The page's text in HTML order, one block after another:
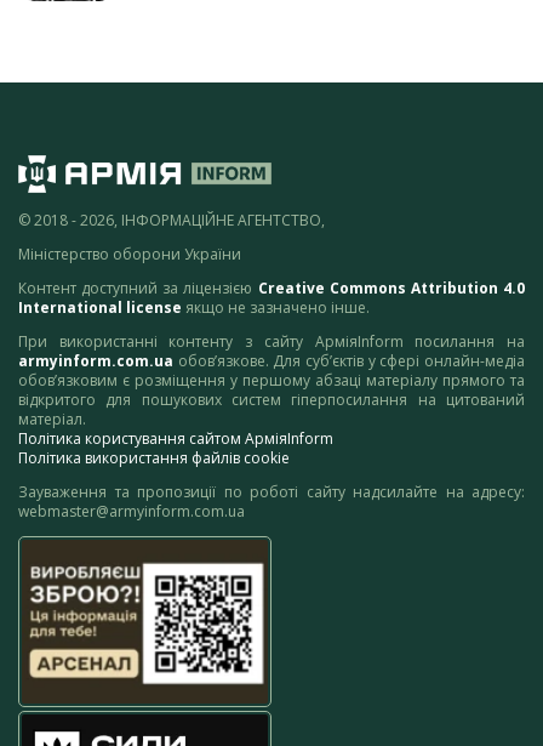
© 2018 - 2026, ІНФОРМАЦІЙНЕ АГЕНТСТВО,
Міністерство оборони України
Контент доступний за ліцензією Creative Commons Attribution 4.0
International license якщо не зазначено інше.
При використанні контенту з сайту АрміяInform посилання на
armyinform.com.ua обов’язкове. Для суб’єктів у сфері онлайн-медіа
обов’язковим є розміщення у першому абзаці матеріалу прямого та
відкритого для пошукових систем гіперпосилання на цитований
матеріал.
Політика користування сайтом АрміяInform
Політика використання файлів cookie
Зауваження та пропозиції по роботі сайту надсилайте на адресу:
webmaster@armyinform.com.ua